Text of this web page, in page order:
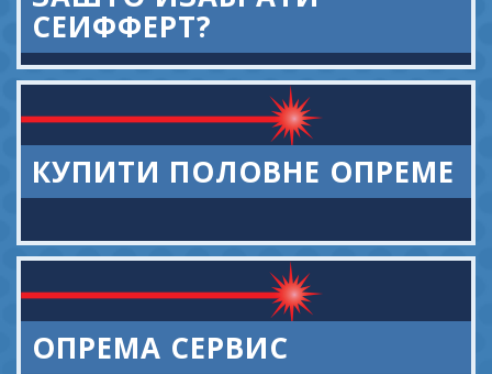
СЕИФФЕРТ?
КУПИТИ ПОЛОВНЕ ОПРЕМЕ
ОПРЕМА СЕРВИС